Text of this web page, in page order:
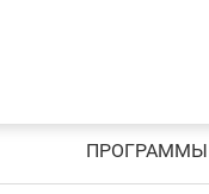
ПРОГРАММЫ